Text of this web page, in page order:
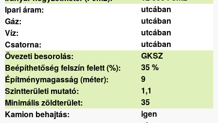
Ipari áram:
utcában
Gáz:
utcában
Víz:
utcában
Csatorna:
utcában
Övezeti besorolás:
GKSZ
Beépíthetőség felszín felett (%):
35 %
Építménymagasság (méter):
9
Szintterületi mutató:
1,1
Minimális zöldterület:
35
Kamion behajtás:
igen